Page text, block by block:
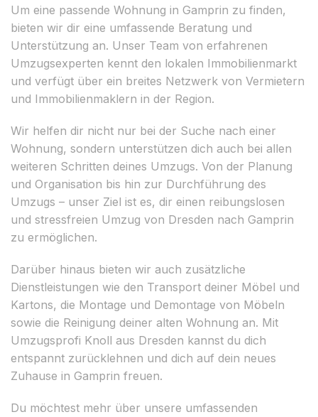
Um eine passende Wohnung in Gamprin zu finden,
bieten wir dir eine umfassende Beratung und
Unterstützung an. Unser Team von erfahrenen
Umzugsexperten kennt den lokalen Immobilienmarkt
und verfügt über ein breites Netzwerk von Vermietern
und Immobilienmaklern in der Region.
Wir helfen dir nicht nur bei der Suche nach einer
Wohnung, sondern unterstützen dich auch bei allen
weiteren Schritten deines Umzugs. Von der Planung
und Organisation bis hin zur Durchführung des
Umzugs – unser Ziel ist es, dir einen reibungslosen
und stressfreien Umzug von Dresden nach Gamprin
zu ermöglichen.
Darüber hinaus bieten wir auch zusätzliche
Dienstleistungen wie den Transport deiner Möbel und
Kartons, die Montage und Demontage von Möbeln
sowie die Reinigung deiner alten Wohnung an. Mit
Umzugsprofi Knoll aus Dresden kannst du dich
entspannt zurücklehnen und dich auf dein neues
Zuhause in Gamprin freuen.
Du möchtest mehr über unsere umfassenden